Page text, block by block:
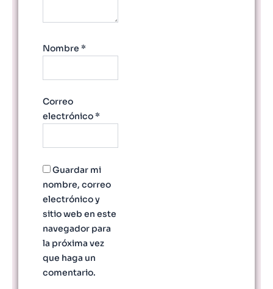
Nombre *
Correo
electrónico*
Guardar mi
nombre, correo
electrónico y
sitio web en este
navegador para
la próxima vez
que haga un
comentario.